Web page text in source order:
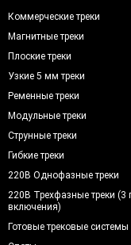
Коммерческие треки
Магнитные треки
Плоские треки
Узкие 5 мм треки
Ременные треки
Модульные треки
Струнные треки
Гибкие треки
220В Однофазные треки
220В Трехфазные треки (3
включения)
Готовые трековые системы